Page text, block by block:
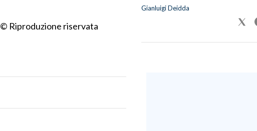
© Riproduzione riservata
Gianluigi Deidda